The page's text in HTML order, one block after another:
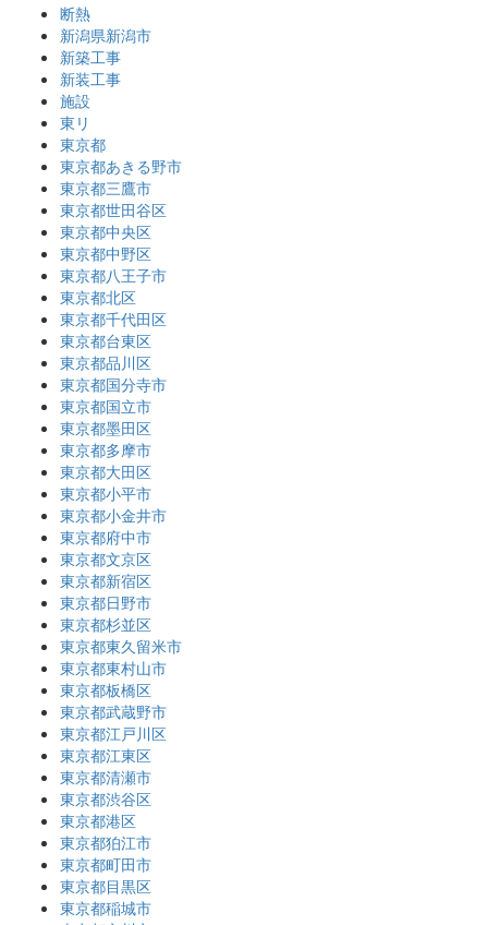
断熱
新潟県新潟市
新築工事
新装工事
施設
東リ
東京都
東京都あきる野市
東京都三鷹市
東京都世田谷区
東京都中央区
東京都中野区
東京都八王子市
東京都北区
東京都千代田区
東京都台東区
東京都品川区
東京都国分寺市
東京都国立市
東京都墨田区
東京都多摩市
東京都大田区
東京都小平市
東京都小金井市
東京都府中市
東京都文京区
東京都新宿区
東京都日野市
東京都杉並区
東京都東久留米市
東京都東村山市
東京都板橋区
東京都武蔵野市
東京都江戸川区
東京都江東区
東京都清瀬市
東京都渋谷区
東京都港区
東京都狛江市
東京都町田市
東京都目黒区
東京都稲城市